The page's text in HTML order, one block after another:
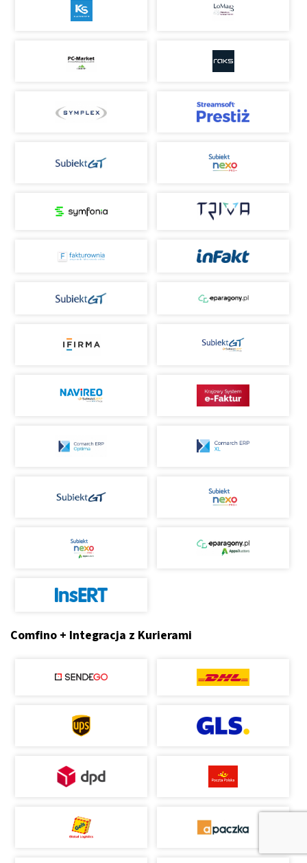
Comfino + Integracja z Kurierami